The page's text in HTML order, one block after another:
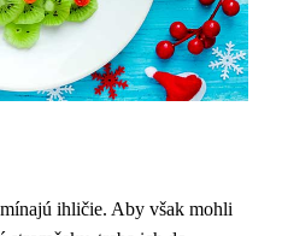
ihličie. Aby však mohli